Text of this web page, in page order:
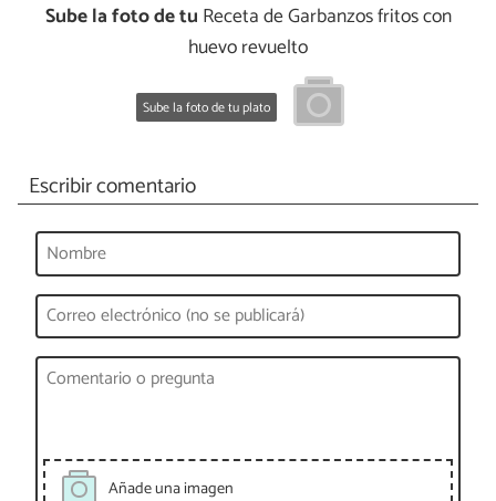
Sube la foto de tu Receta de Garbanzos fritos con
huevo revuelto
Sube la foto de tu plato
Escribir comentario
Añade una imagen